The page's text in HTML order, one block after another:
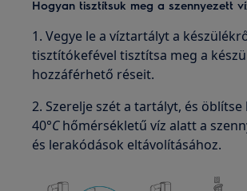
Hogyan tisztítsuk meg a szennyezett
1. Vegye le a víztartályt a
tisztítókefével tisztítsa meg a
hozzáférhető réseit.
2. Szerelje szét a tartályt, és
40°Chőmérsékletű víz alatt a
és lerakódások eltávolításához.